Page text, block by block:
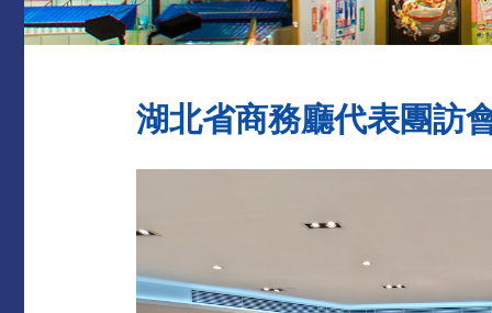
湖北省商務廳代表團訪